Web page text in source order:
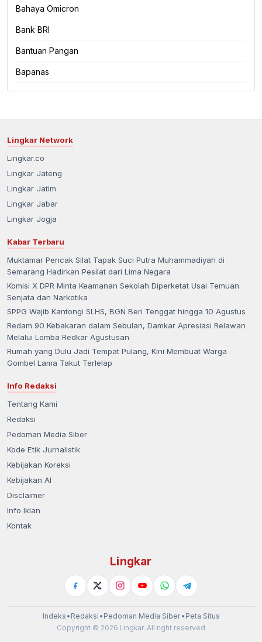
Bahaya Omicron
Bank BRI
Bantuan Pangan
Bapanas
Lingkar Network
Lingkar.co
Lingkar Jateng
Lingkar Jatim
Lingkar Jabar
Lingkar Jogja
Kabar Terbaru
Muktamar Pencak Silat Tapak Suci Putra Muhammadiyah di
Semarang Hadirkan Pesilat dari Lima Negara
Komisi X DPR Minta Keamanan Sekolah Diperketat Usai Temuan
Senjata dan Narkotika
SPPG Wajib Kantongi SLHS, BGN Beri Tenggat hingga 10 Agustus
Redam 90 Kebakaran dalam Sebulan, Damkar Apresiasi Relawan
Melalui Lomba Redkar Agustusan
Rumah yang Dulu Jadi Tempat Pulang, Kini Membuat Warga
Gombel Lama Takut Terlelap
Info Redaksi
Tentang Kami
Redaksi
Pedoman Media Siber
Kode Etik Jurnalistik
Kebijakan Koreksi
Kebijakan AI
Disclaimer
Info Iklan
Kontak
Lingkar
Indeks • Redaksi • Pedoman Media Siber• Peta Situs
Copyright © 2026 Lingkar. All right reserved